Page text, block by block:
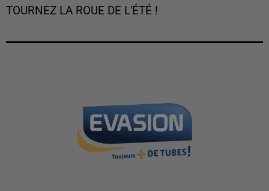
TOURNEZ LA ROUE DE L'ÉTÉ !